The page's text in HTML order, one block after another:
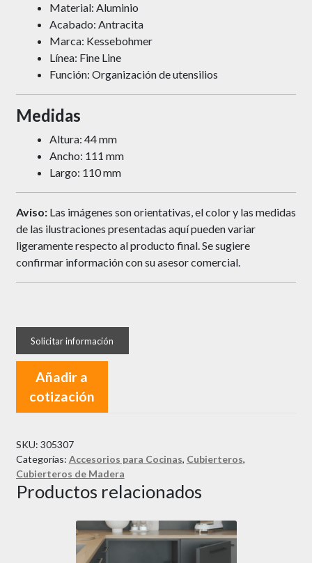
Material: Aluminio
Acabado: Antracita
Marca: Kessebohmer
Línea: Fine Line
Función: Organización de utensilios
Medidas
Altura: 44 mm
Ancho: 111 mm
Largo: 110 mm
Aviso: Las imágenes son orientativas, el color y las medidas
de las ilustraciones presentadas aquí pueden variar
ligeramente respecto al producto final. Se sugiere
confirmar información con su asesor comercial.
Añadir a
cotización
SKU: 305307
Categorías: Accesorios para Cocinas, Cubierteros,
Cubierteros de Madera
Productos relacionados